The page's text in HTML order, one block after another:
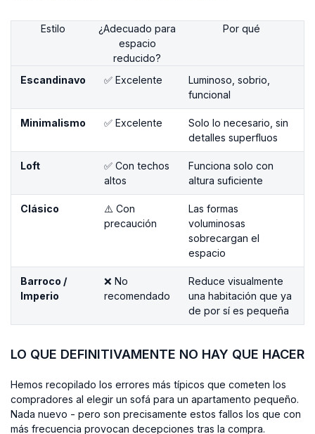
Estilo
¿Adecuado para
espacio
reducido?
Por qué
Escandinavo ✅ Excelente
Luminoso, sobrio,
funcional
Minimalismo ✅ Excelente
Solo lo necesario, sin
detalles superfluos
Loft
✅ Con techos
altos
Funciona solo con
altura suficiente
Clásico
⚠️ Con
precaución
Las formas
voluminosas
sobrecargan el
espacio
Barroco /
Imperio
❌ No
recomendado
Reduce visualmente
una habitación que ya
de por sí es pequeña
LO QUE DEFINITIVAMENTE NO HAY QUE HACER
Hemos recopilado los errores más típicos que cometen los
compradores al elegir un sofá para un apartamento pequeño.
Nada nuevo - pero son precisamente estos fallos los que con
más frecuencia provocan decepciones tras la compra.